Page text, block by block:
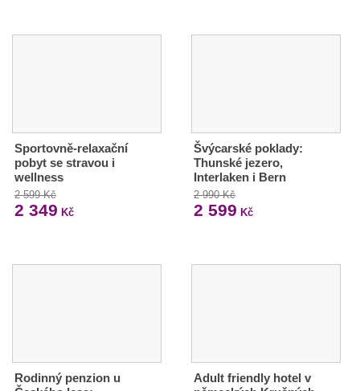
Sportovně-relaxační
pobyt se stravou i
wellness
2 599 Kč
2 349 Kč
Švýcarské poklady:
Thunské jezero,
Interlaken i Bern
2 990 Kč
2 599 Kč
Rodinný penzion u
Adult friendly hotel v